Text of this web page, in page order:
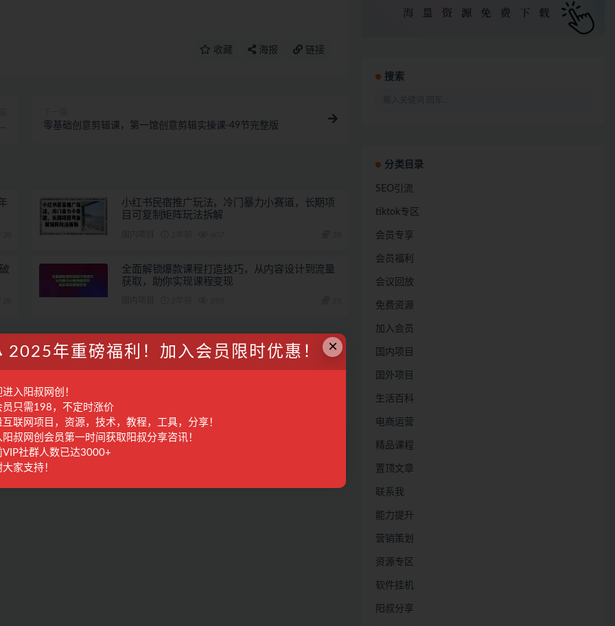
收藏 海报 链接
零基础创意剪辑课，第一馆创意剪辑实操课-49节完整版
小红书民宿推广玩法，冷门暴力小赛道，长期项
目可复制矩阵玩法拆解
全面解锁爆款课程打造技巧，从内容设计到流量
获取，助你实现课程变现
搜索
分类目录
SEO引流
tiktok专区
会员专享
会员福利
会议回放
免费资源
加入会员
国内项目
国外项目
生活百科
电商运营
精品课程
置顶文章
联系我
能力提升
营销策划
资源专区
软件挂机
阳叔分享
×
2025年重磅福利！加入会员限时优惠！
入阳叔网创！
员只需198，不定时涨价
互联网项目，资源，技术，教程，工具，分享！
阳叔网创会员第一时间获取阳叔分享咨讯！
VIP社群人数已达3000+
家支持！